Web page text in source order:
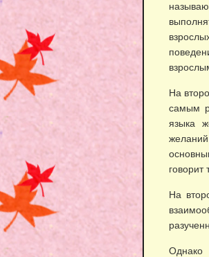
На
самым
языка
На